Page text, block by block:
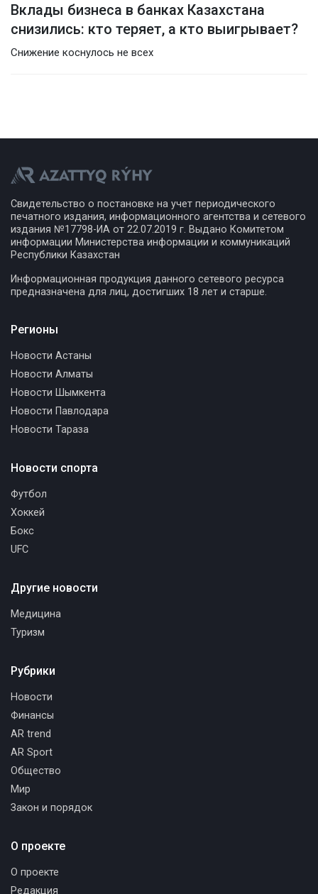
Вклады бизнеса в банках Казахстана
снизились: кто теряет, а кто выигрывает?
Снижение коснулось не всех
Свидетельство о постановке на учет периодического
печатного издания, информационного агентства и сетевого
издания №17798-ИА от 22.07.2019 г. Выдано Комитетом
информации Министерства информации и коммуникаций
Республики Казахстан
Информационная продукция данного сетевого ресурса
предназначена для лиц, достигших 18 лет и старше.
Регионы
Новости Астаны
Новости Алматы
Новости Шымкента
Новости Павлодара
Новости Тараза
Новости спорта
Футбол
Хоккей
Бокс
UFC
Другие новости
Медицина
Туризм
Рубрики
Новости
Финансы
AR trend
AR Sport
Общество
Мир
Закон и порядок
О проекте
О проекте
Редакция